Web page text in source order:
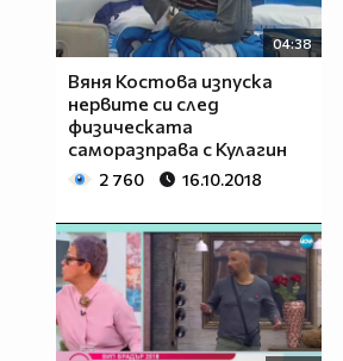
04:38
Вяня Костова изпуска
нервите си след
физическата
саморазправа с Кулагин
2 760 16.10.2018